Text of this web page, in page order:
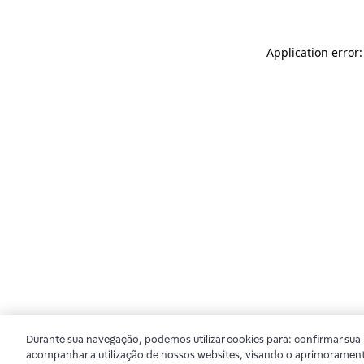
Application
Durante sua navegação, podemos utilizar cookies para: confirmar
acompanhar a utilização de nossos websites, visando o